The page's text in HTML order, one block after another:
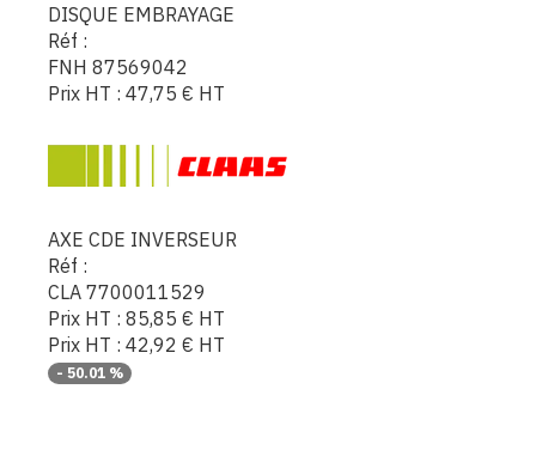
DISQUE EMBRAYAGE
Réf :
FNH 87569042
Prix HT : 47,75 € HT
AXE CDE INVERSEUR
Réf :
CLA 7700011529
Prix HT : 85,85 € HT
Prix HT : 42,92 € HT
- 50.01 %